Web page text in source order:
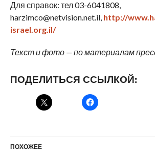
Для справок: тел 03-6041808,
harzimco@netvision.net.il, http://
israel.org.il/
Текст и фото — по материалам
ПОДЕЛИТЬСЯ ССЫЛКОЙ:
ПОХОЖЕЕ